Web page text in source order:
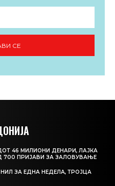
СЕ
46 МИЛИОНИ ДЕНАРИ, ЛАЈКА
ПРИЈАВИ ЗА ЗАЛОВУВАЊЕ
ЗА ЕДНА НЕДЕЛА, ТРОЈЦА